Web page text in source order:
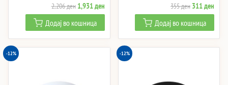
2,206ден Original
price
was:
2,206 ден.
1,931денCurrent
price
is:
1,931 ден.
Додај во кошница
355ден Original
price
was:
355 ден.
311ден
price
is:
311
Додај во кошница
-12% -12%